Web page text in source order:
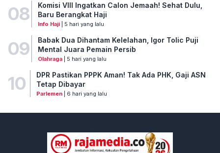
08
Komisi VIII Ingatkan Calon Jemaah! Sehat Dulu,
Baru Berangkat Haji
Info Haji| 5 hari yang lalu
09
Babak Dua Dihantam Kelelahan, Igor Tolic Puji
Mental Juara Pemain Persib
Olahraga| 5 hari yang lalu
10
DPR Pastikan PPPK Aman! Tak Ada PHK, Gaji ASN
Tetap Dibayar
Parlemen| 6 hari yang lalu